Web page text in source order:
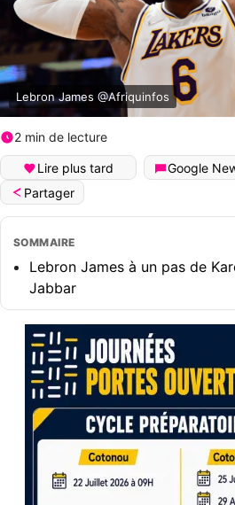
Lebron James @Afriquinfos
2 min de lecture
Lire plus tard Google
Partager
SOMMAIRE
Lebron James à un pas de
Jabbar